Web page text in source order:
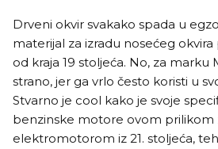
Drveni okvir svakako spada u
materijal za izradu nosećeg
od kraja 19 stoljeća. No, za marku
strano, jer ga vrlo često koristi u
Stvarno je cool kako je svoje
benzinske motore ovom
elektromotorom iz 21. stoljeća,